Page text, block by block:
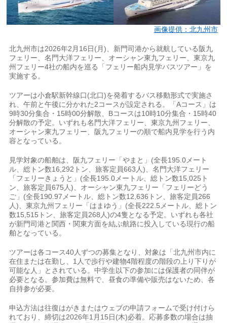
画像提供：北九州市
北九州市は2026年2月16日(月)、新門司港から就航している阪九
フェリー、名門大洋フェリー、オーシャン東九フェリー、東京九
州フェリー4社の船内を巡る「フェリー船内見学バスツアー」を
実施する。
ツアーは小倉駅新幹線口(北口)を発着するバス移動形式で実施さ
れ、午前と午後に分かれた2コースが設定される。「Aコース」は
9時30分集合・15時00分解散、Bコースは10時10分集合・15時40
分解散の予定。いずれも名門大洋フェリー、東京九州フェリー、
オーシャン東九フェリー、阪九フェリーの順で船内見学を行う内
容となっている。
見学対象の船舶は、阪九フェリー「やまと」(全長195.0メート
ル、総トン数16,292トン、旅客定員663人)、名門大洋フェリー
「フェリーきょうと」(全長195.0メートル、総トン数15,025ト
ン、旅客定員675人)、オーシャン東九フェリー「フェリーどう
ご」(全長190.97メートル、総トン数12,636トン、旅客定員266
人)、東京九州フェリー「はまゆう」(全長222.5メートル、総トン
数15,515トン、旅客定員268人)の4隻となる予定。いずれも各社
が新門司港と関西・関東方面を結ぶ航路に投入している現行の船
舶となっている。
ツアーは各コース40人ずつの募集となり、対象は「北九州市内に
在住または在勤し、1人で歩行や建物4階程度の階段の上り下りが
可能な人」とされている。中学生以下の参加には保護者の同伴が
必要となる。参加費は無料で、昼食の準備や販売はないため、各
自持参が必要。
申込方法は往復はがきまたはウェブの申請フォームで受け付けら
れており、締切は2026年1月15日(木)必着。応募多数の場合は抽